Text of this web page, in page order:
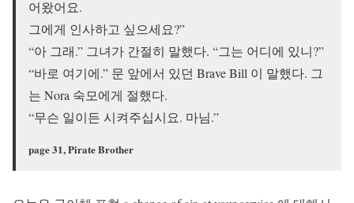
어왔어요.
그에게 인사하고 싶으세요?”
“아 그래.” 그녀가 간절히 말했다. “그는 어디에 있니?”
“바로 여기에.” 문 앞에서 있던 Brave Bill 이 말했다. 그
는 Nora 숙모에게 절했다.
“무슨 일이든 시켜주십시요. 마님.”
page 31, Pirate Brother